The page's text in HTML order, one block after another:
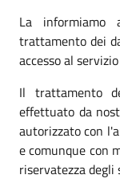
La informiamo
trattamento dei
accesso al
Il trattamento
effettuato da
autorizzato con
e comunque con
riservatezza degli